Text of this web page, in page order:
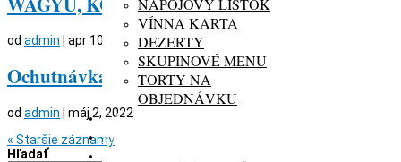
NÁPOJOVÝ LÍSTOK
VÍNNA KARTA
DEZERTY
SKUPINOVÉ MENU
TORTY NA
OBJEDNÁVKU
GALÉRIA
REZERVÁCIA
od admin apr 10, 2022
Ochutnávka filet steakov
od admin
máj 2, 2022
« Staršie záznamy
Hľadať